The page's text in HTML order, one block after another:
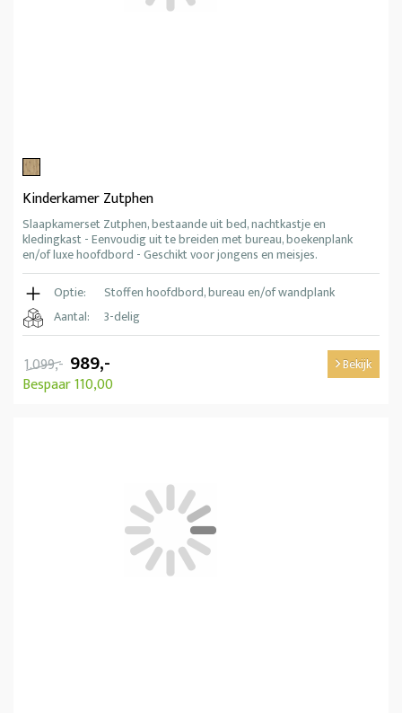
Kinderkamer Zutphen
Slaapkamerset Zutphen, bestaande uit bed, nachtkastje en
kledingkast - Eenvoudig uit te breiden met bureau, boekenplank
en/of luxe hoofdbord - Geschikt voor jongens en meisjes.
Optie:
Stoffen hoofdbord, bureau en/of wandplank
Aantal:
3-delig
1.099,- 989,-
Bespaar 110,00
Bekijk